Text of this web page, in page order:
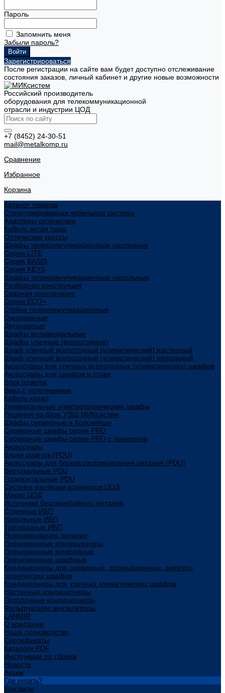
Пароль
Запомнить меня
Забыли пароль?
Зарегистрироваться
После регистрации на сайте вам будет доступно отслеживание
состояния заказов, личный кабинет и другие новые возможности
Российский производитель
оборудования для телекоммуникационной
отрасли и индустрии ЦОД
+7 (8452) 24-30-51
mail@metalkomp.ru
Сравнение
Избранное
Корзина
Каталог товаров
Структурированная кабельная система
Адаптеры оптические
Кабель витая пара
Оптические кроссы
Шкафы телекоммуникационные настенные
Cерия LITE
Cерия BASIS
Cерия KEYS
Шкафы телекоммуникационные напольные
Разборная конструкция
Сварная конструкция
Серия ECO+
Стойки телекоммуникационные
Однорамные
Двухрамные
Шкафы антивандальные
Шкафы уличные (всепогодные)
Шкаф уличный всепогодный (климатический) настенный
Шкаф уличный всепогодный (климатический) напольный
Аксессуары для уличных всепогодных (климатических) шкафов
Аксессуары для шкафов и стоек
Блок розеток
Ввод с уплотнением
Кабель канал
Универсальные электротехнические шкафы
Решения на базе УЭШ МИКсистем
Шкафы серверные и Колокейшн
Серверные шкафы серия PRO
Серверные шкафы серии PRO с ламелями
Аксессуары
Блоки розеток (PDU)
Аксессуары для блоков распределения питания (PDU)
Вертикальные PDU
Горизонтальные PDU
Система изоляции коридоров ЦОД
Микро ЦОД
Источники бесперебойного питания
Стоечные ИБП
Напольные ИБП
Трёхфазные ИБП
Резервирование питания
Прецизионные кондиционеры
Прецизионные межрядные
Прецизионные шкафные
Кондиционеры для серверных, промышленных, электро-
технических шкафов
Кондиционеры для уличных климатических шкафов
Настенные кондиционеры
Потолочные кондиционеры
Фильтрующие вентиляторы
LANMIR
О компании
Наше производство
Сертификаты
Каталоги PDF
Инструкции по сборке
Новости
Акции
Где купить?
Контакты